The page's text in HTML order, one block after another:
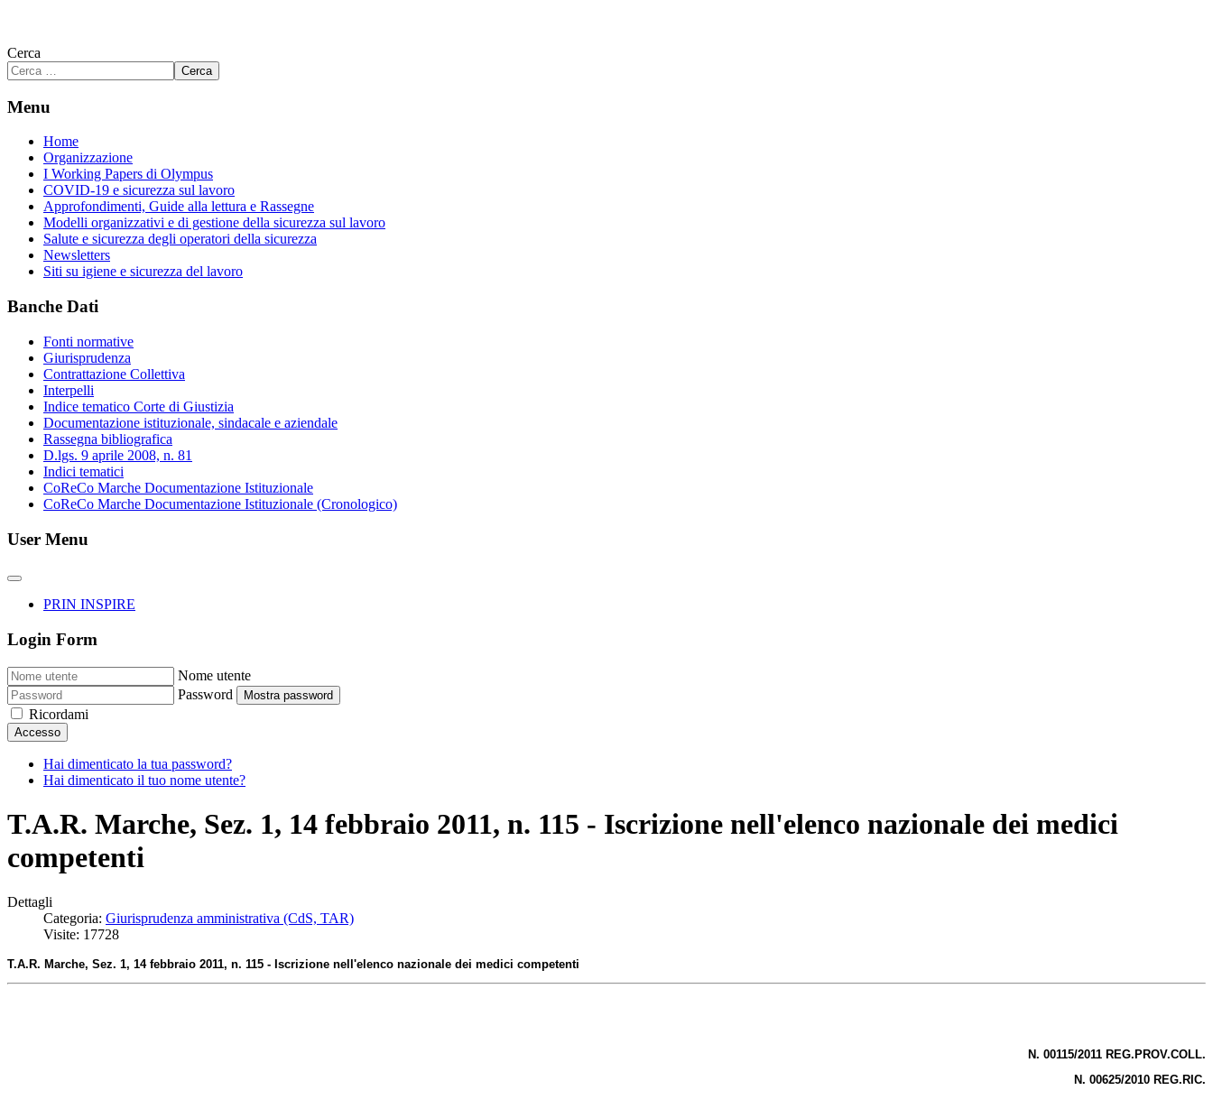
Cerca
Cerca
Menu
Home
Organizzazione
I Working Papers di Olympus
COVID-19 e sicurezza sul lavoro
Approfondimenti, Guide alla lettura e Rassegne
Modelli organizzativi e di gestione della sicurezza sul lavoro
Salute e sicurezza degli operatori della sicurezza
Newsletters
Siti su igiene e sicurezza del lavoro
Banche Dati
Fonti normative
Giurisprudenza
Contrattazione Collettiva
Interpelli
Indice tematico Corte di Giustizia
Documentazione istituzionale, sindacale e aziendale
Rassegna bibliografica
D.lgs. 9 aprile 2008, n. 81
Indici tematici
CoReCo Marche Documentazione Istituzionale
CoReCo Marche Documentazione Istituzionale (Cronologico)
User Menu
PRIN INSPIRE
Login Form
Nome utente
Password
Mostra password
Ricordami
Accesso
Hai dimenticato la tua password?
Hai dimenticato il tuo nome utente?
T.A.R. Marche, Sez. 1, 14 febbraio 2011, n. 115 - Iscrizione nell'elenco nazionale dei medici
competenti
Dettagli
Categoria: Giurisprudenza amministrativa (CdS, TAR)
Visite: 17728
T.A.R. Marche, Sez. 1, 14 febbraio 2011, n. 115 - Iscrizione nell'elenco nazionale dei medici competenti
N. 00115/2011 REG.PROV.COLL.
N. 00625/2010 REG.RIC.